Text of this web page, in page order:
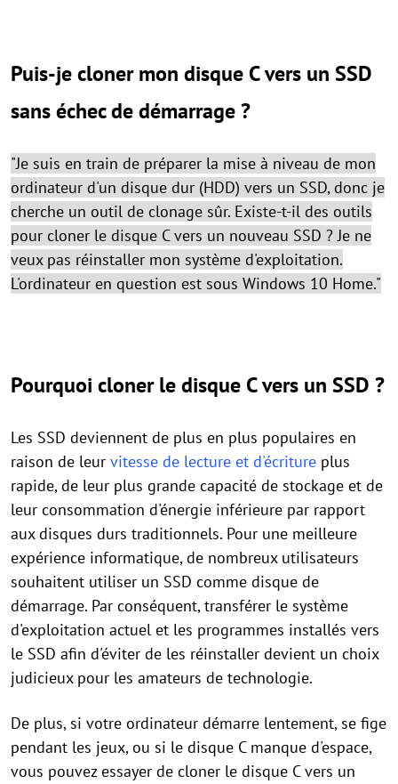
Puis-je cloner mon disque C vers un SSD
sans échec de démarrage ?
"Je suis en train de préparer la mise à niveau de mon
ordinateur d'un disque dur (HDD) vers un SSD, donc je
cherche un outil de clonage sûr. Existe-t-il des outils
pour cloner le disque C vers un nouveau SSD ? Je ne
veux pas réinstaller mon système d'exploitation.
L'ordinateur en question est sous Windows 10 Home."
Pourquoi cloner le disque C vers un SSD ?
Les SSD deviennent de plus en plus populaires en
raison de leur vitesse de lecture et d'écriture plus
rapide, de leur plus grande capacité de stockage et de
leur consommation d'énergie inférieure par rapport
aux disques durs traditionnels. Pour une meilleure
expérience informatique, de nombreux utilisateurs
souhaitent utiliser un SSD comme disque de
démarrage. Par conséquent, transférer le système
d'exploitation actuel et les programmes installés vers
le SSD afin d'éviter de les réinstaller devient un choix
judicieux pour les amateurs de technologie.
De plus, si votre ordinateur démarre lentement, se fige
pendant les jeux, ou si le disque C manque d'espace,
vous pouvez essayer de cloner le disque C vers un